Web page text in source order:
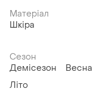
Матеріал
Шкіра
Сезон
Демісезон
Весна
Літо